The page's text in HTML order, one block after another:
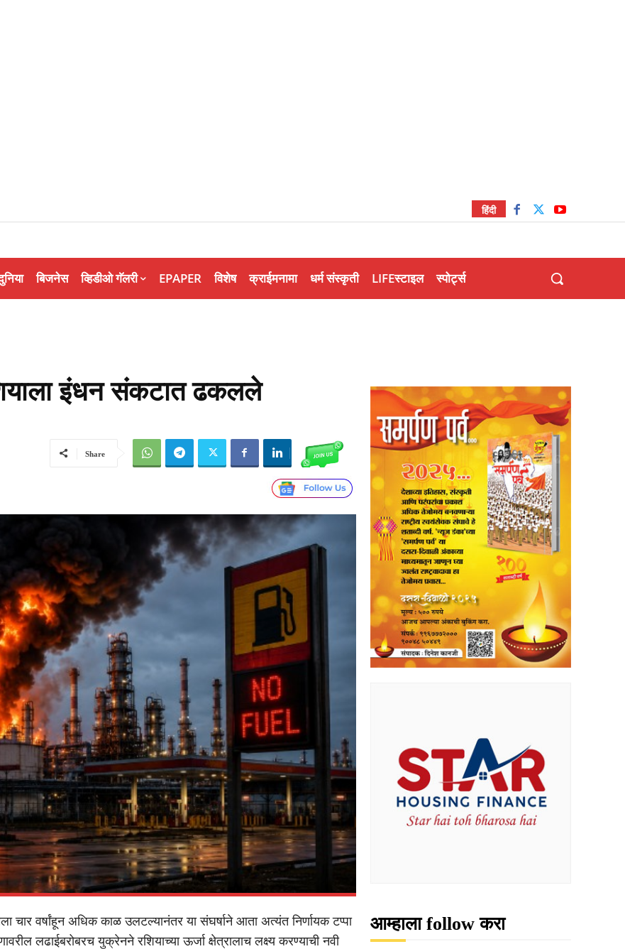
हिंदी
बिजनेस व्हिडीओ गॅलरी EPAPER विशेष क्राईमनामा धर्म संस्कृती LIFEस्टाइल स्पोर्ट्स
इंधन संकटात ढकलले
Share
चार वर्षांहून अधिक काळ उलटल्यानंतर या संघर्षाने आता अत्यंत निर्णायक टप्पा
लढाईबरोबरच युक्रेनने रशियाच्या ऊर्जा क्षेत्रालाच लक्ष्य करण्याची नवी
आम्हाला follow करा